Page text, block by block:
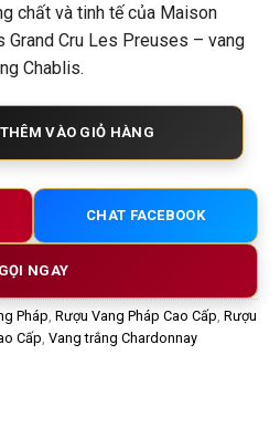
chất và tinh tế của Maison
Grand Cru Les Preuses – vang
Chablis.
Roche de Bellene Chablis Grand
THÊM VÀO GIỎ HÀNG
CHAT FACEBOOK
GỌI NGAY
Pháp Rượu Vang Pháp Cao Cấp Rượu
Cấp Vang trắng Chardonnay